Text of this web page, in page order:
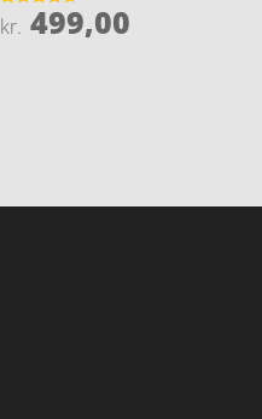
Vurderet
4.6
kr. 499,00